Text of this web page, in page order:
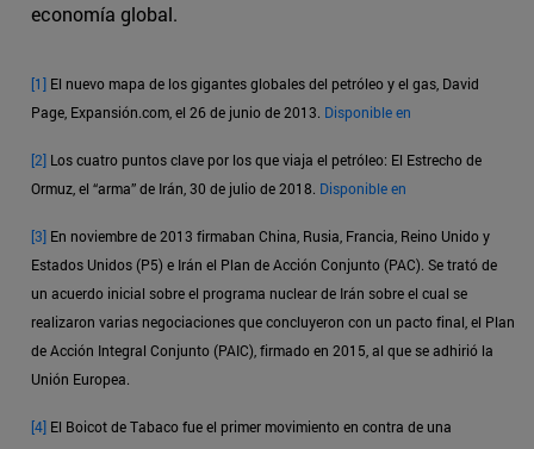
economía global.
[1] El nuevo mapa de los gigantes globales del petróleo y el gas, David
Page, Expansión.com, el 26 de junio de 2013. Disponible en
[2] Los cuatro puntos clave por los que viaja el petróleo: El Estrecho de
Ormuz, el “arma” de Irán, 30 de julio de 2018. Disponible en
[3] En noviembre de 2013 firmaban China, Rusia, Francia, Reino Unido y
Estados Unidos (P5) e Irán el Plan de Acción Conjunto (PAC). Se trató de
un acuerdo inicial sobre el programa nuclear de Irán sobre el cual se
realizaron varias negociaciones que concluyeron con un pacto final, el Plan
de Acción Integral Conjunto (PAIC), firmado en 2015, al que se adhirió la
Unión Europea.
[4] El Boicot de Tabaco fue el primer movimiento en contra de una